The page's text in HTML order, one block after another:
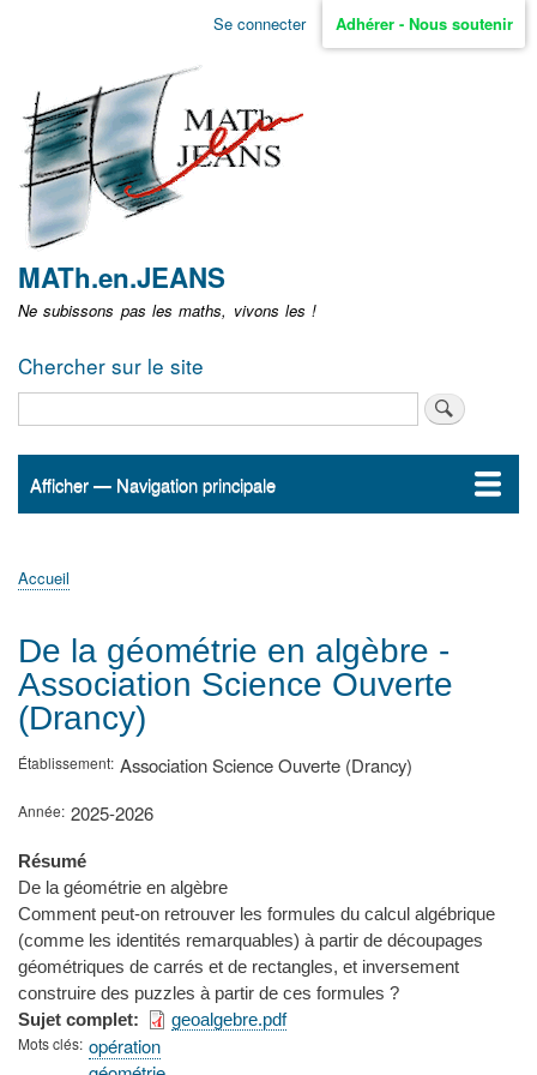
Aller
non
identifié
Se connecter Adhérer - Nous soutenir
MATh.en.JEANS
Ne subissons pas les maths, vivons les !
Chercher sur le site
Navigation
Afficher — Navigation principale
Accueil
ActualitésMATh.en.JEANS ?
Régions et Ateliers
Créer, gérer un atelier
Sujets/Publications
Congrès
d'Ariane
Accueil
De la géométrie en algèbre -
Association Science Ouverte
(Drancy)
Établissement Association Science Ouverte (Drancy)
Année 2025-2026
Résumé
De la géométrie en algèbre
Comment peut-on retrouver les formules du calcul algébrique
(comme les identités remarquables) à partir de découpages
géométriques de carrés et de rectangles, et inversement
construire des puzzles à partir de ces formules ?
Sujet complet
geoalgebre.pdf
Mots clés opération